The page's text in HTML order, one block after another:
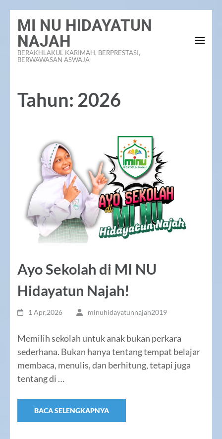
konten
(Tekan
MI NU HIDAYATUN
NAJAH
BERAKHLAKUL KARIMAH, BERPRESTASI,
BERWAWASAN ASWAJA
Tahun: 2026
Ayo Sekolah di MI NU
Hidayatun Najah!
1 Apr,2026 minuhidayatunnajah2019
Memilih sekolah untuk anak bukan perkara
sederhana. Bukan hanya tentang tempat belajar
membaca, menulis, dan berhitung, tetapi juga
tentang di …
BACA SELENGKAPNYA